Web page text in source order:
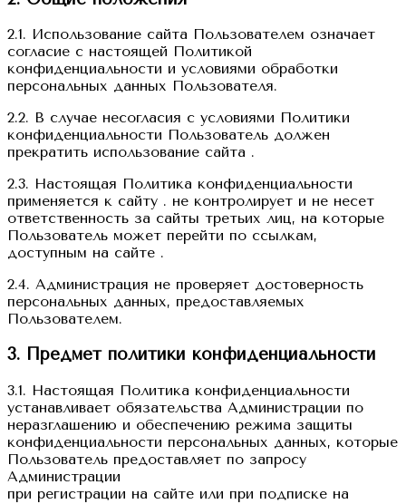
2.1. Использование сайта Пользователем означает
согласие с настоящей Политикой
конфиденциальности и условиями обработки
персональных данных Пользователя.
2.2. В случае несогласия с условиями Политики
конфиденциальности Пользователь должен
прекратить использование сайта .
2.3. Настоящая Политика конфиденциальности
применяется к сайту . не контролирует и не несет
ответственность за сайты третьих лиц, на которые
Пользователь может перейти по ссылкам,
доступным на сайте .
2.4. Администрация не проверяет достоверность
персональных данных, предоставляемых
Пользователем.
3. Предмет политики конфиденциальности
3.1. Настоящая Политика конфиденциальности
устанавливает обязательства Администрации по
неразглашению и обеспечению режима защиты
конфиденциальности персональных данных, которые
Пользователь предоставляет по запросу
Администрации
при регистрации на сайте или при подписке на